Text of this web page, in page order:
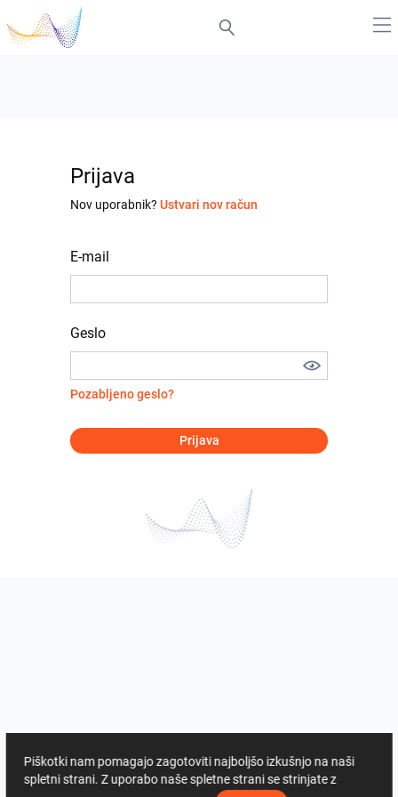
Prijava
Nov uporabnik? Ustvari nov račun
E-mail
Geslo
Pozabljeno geslo?
Prijava
Piškotki nam pomagajo zagotoviti najboljšo izkušnjo na naši
spletni strani. Z uporabo naše spletne strani se strinjate z